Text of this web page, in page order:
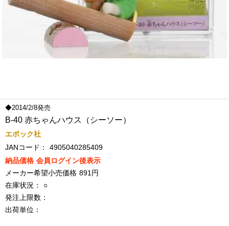
◆2014/2/8発売
B-40 赤ちゃんハウス（シーソー）
エポック社
JANコード：
4905040285409
納品価格 会員ログイン後表示
メーカー希望小売価格 891円
在庫状況：
○
発注上限数：
出荷単位：